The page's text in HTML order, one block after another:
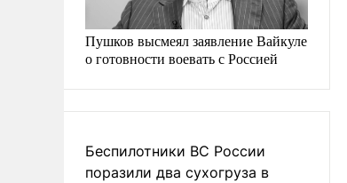
Пушков высмеял заявление Вайкуле
о готовности воевать с Россией
Беспилотники ВС России
поразили два сухогруза в